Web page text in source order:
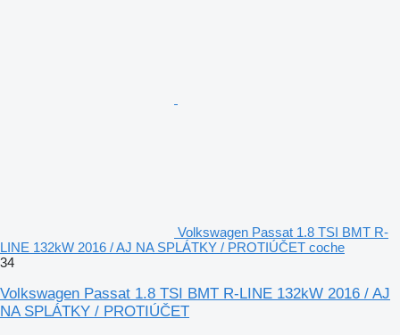
Volkswagen Passat 1.8 TSI BMT R-
LINE 132kW 2016 / AJ NA SPLÁTKY / PROTIÚČET coche
34
Volkswagen Passat 1.8 TSI BMT R-LINE 132kW 2016 / AJ
NA SPLÁTKY / PROTIÚČET